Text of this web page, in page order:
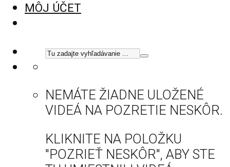
MÔJ ÚČET
NEMÁTE ŽIADNE ULOŽENÉ
VIDEÁ NA POZRETIE NESKÔR.
KLIKNITE NA POLOŽKU
"POZRIEŤ NESKÔR", ABY STE